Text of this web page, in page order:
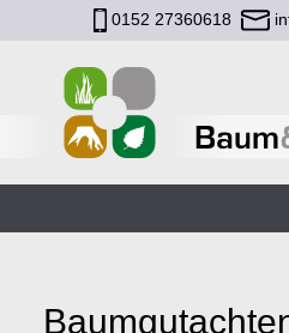
0152 27360618